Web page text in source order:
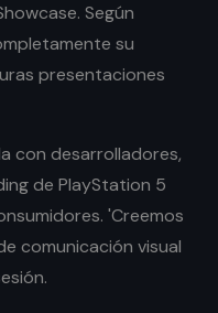
Según
su
presentaciones
con desarrolladores,
de PlayStation 5
'Creemos
comunicación visual